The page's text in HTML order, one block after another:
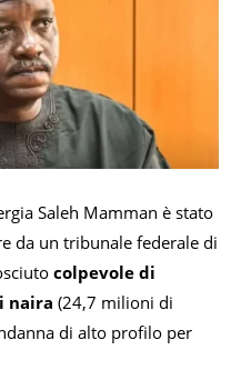
Saleh Mamman è stato
da un tribunale federale di
colpevole di
naira (24,7 milioni di
di alto profilo per